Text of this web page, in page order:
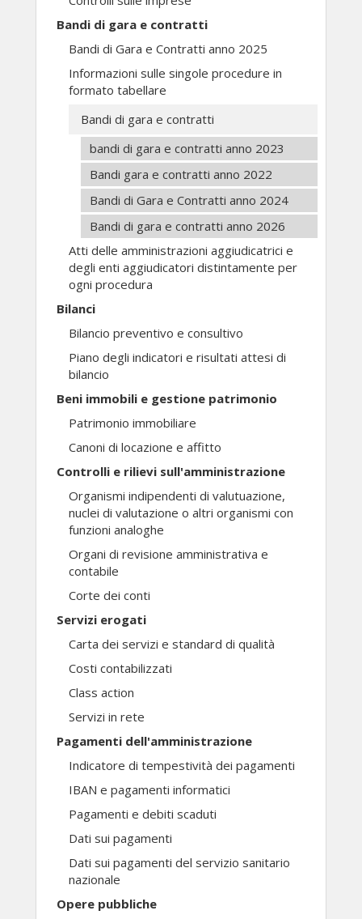
Bandi di gara e contratti
Bandi di Gara e Contratti anno 2025
Informazioni sulle singole procedure in
formato tabellare
Bandi di gara e contratti
bandi di gara e contratti anno 2023
Bandi gara e contratti anno 2022
Bandi di Gara e Contratti anno 2024
Bandi di gara e contratti anno 2026
Atti delle amministrazioni aggiudicatrici e
degli enti aggiudicatori distintamente per
ogni procedura
Bilanci
Bilancio preventivo e consultivo
Piano degli indicatori e risultati attesi di
bilancio
Beni immobili e gestione patrimonio
Patrimonio immobiliare
Canoni di locazione e affitto
Controlli e rilievi sull'amministrazione
Organismi indipendenti di valutuazione,
nuclei di valutazione o altri organismi con
funzioni analoghe
Organi di revisione amministrativa e
contabile
Corte dei conti
Servizi erogati
Carta dei servizi e standard di qualità
Costi contabilizzati
Class action
Servizi in rete
Pagamenti dell'amministrazione
Indicatore di tempestività dei pagamenti
IBAN e pagamenti informatici
Pagamenti e debiti scaduti
Dati sui pagamenti
Dati sui pagamenti del servizio sanitario
nazionale
Opere pubbliche